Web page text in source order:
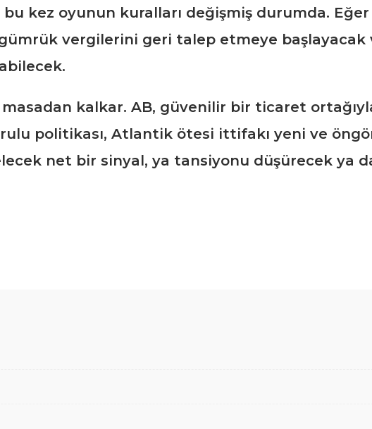
bu kez oyunun kuralları değişmiş durumda.
vergilerini geri talep etmeye başlayacak
masadan kalkar. AB, güvenilir bir ticaret
politikası, Atlantik ötesi ittifakı yeni ve
net bir sinyal, ya tansiyonu düşürecek ya